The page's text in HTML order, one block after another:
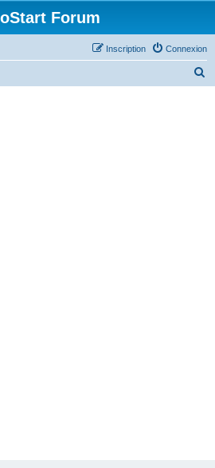
Forum
Connexion
Inscription